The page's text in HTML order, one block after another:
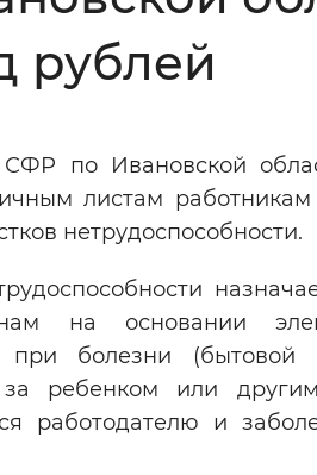
Воспроизвести
настройки
рублей
по Ивановской
листам
нетрудоспособности.
на основании
при болезни (бытовой
ребенком или
работодателю и